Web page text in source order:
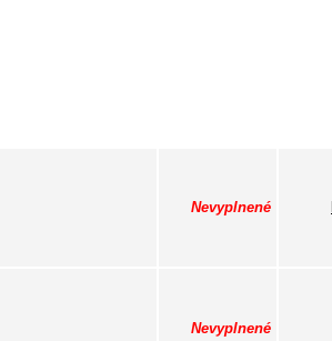
Nevyplnené
Nevyplnené